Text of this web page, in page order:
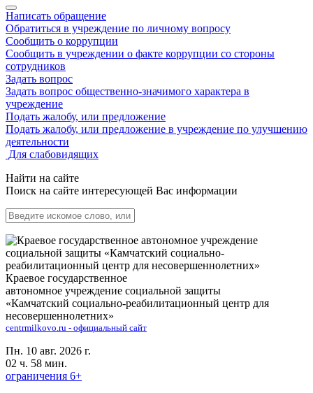
Написать обращение
Обратиться в учреждение по личному вопросу
Сообщить о коррупции
Сообщить в учреждении о факте коррупции со стороны
сотрудников
Задать вопрос
Задать вопрос общественно-значимого характера в
учреждение
Подать жалобу, или предложение
Подать жалобу, или предложение в учреждение по улучшению
деятельности
Для слабовидящих
Найти на сайте
Поиск на сайте интересующей Вас информации
Краевое государственное
автономное учреждение социальной защиты
«Камчатский социально-реабилитационный центр для
несовершеннолетних»
centrmilkovo.ru - официальный сайт
Пн. 10 авг. 2026 г.
02 ч. 58 мин.
ограничения 6+